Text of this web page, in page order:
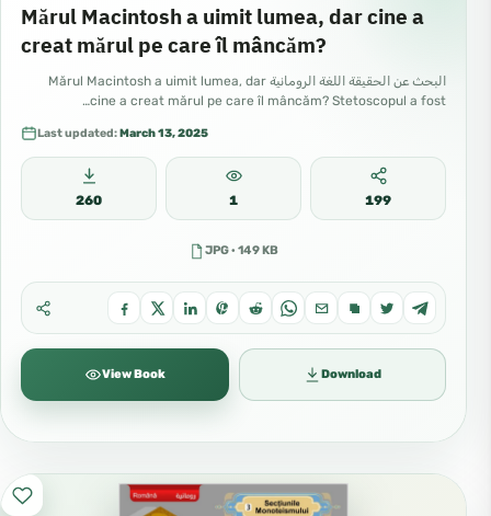
Mărul Macintosh a uimit lumea, dar cine a
creat mărul pe care îl mâncăm?
البحث عن الحقيقة اللغة الرومانية Mărul Macintosh a uimit lumea, dar
cine a creat mărul pe care îl mâncăm? Stetoscopul a fost…
Last updated:March 13, 2025
260 1 199
JPG · 149 KB
View Book Download